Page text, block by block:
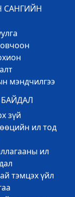
мэндчилгээ
зүй
ил тод
ил
тэмцэх үйл